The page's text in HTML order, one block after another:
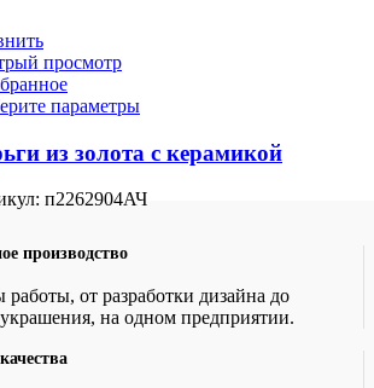
просмотр
параметры
из золота с керамикой
п2262904АЧ
производство
работы, от разработки дизайна до
на одном предприятии.